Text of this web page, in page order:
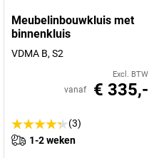
Meubelinbouwkluis met
binnenkluis
VDMA B, S2
Excl. BTW
vanaf € 335,-
(3)
1-2 weken